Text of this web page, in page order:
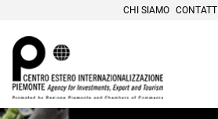
CHI SIAMO CONTATTI